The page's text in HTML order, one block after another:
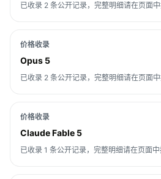
已收录 2 条公开记录，完整明细请在页面中
价格收录
Opus 5
已收录 2 条公开记录，完整明细请在页面中
价格收录
Claude Fable 5
已收录 1 条公开记录，完整明细请在页面中